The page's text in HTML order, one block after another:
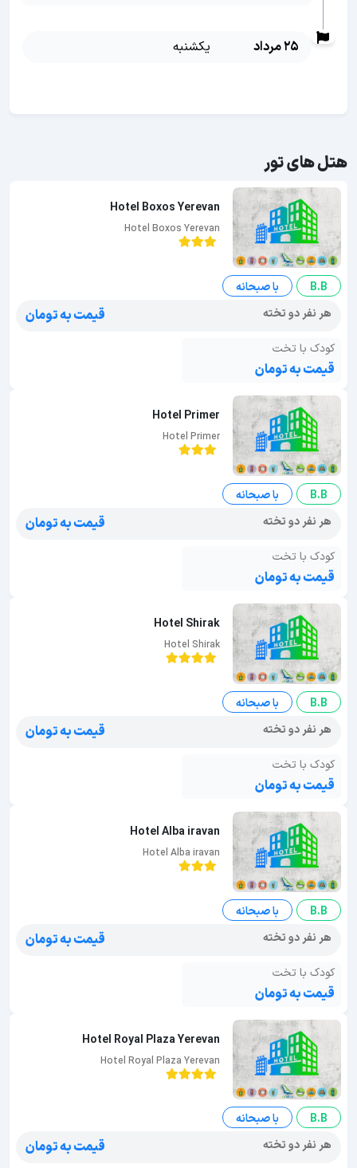
25 مرداد یکشنبه
هتل های تور
Hotel Boxos Yerevan
Hotel Boxos Yerevan
B.B
با صبحانه
هر نفر دو تخته
قیمت به تومان
کودک با تخت
قیمت به تومان
Hotel Primer
Hotel Primer
B.B
با صبحانه
هر نفر دو تخته
قیمت به تومان
کودک با تخت
قیمت به تومان
Hotel Shirak
Hotel Shirak
B.B
با صبحانه
هر نفر دو تخته
قیمت به تومان
کودک با تخت
قیمت به تومان
Hotel Alba iravan
Hotel Alba iravan
B.B
با صبحانه
هر نفر دو تخته
قیمت به تومان
کودک با تخت
قیمت به تومان
Hotel Royal Plaza Yerevan
Hotel Royal Plaza Yerevan
B.B
با صبحانه
هر نفر دو تخته
قیمت به تومان